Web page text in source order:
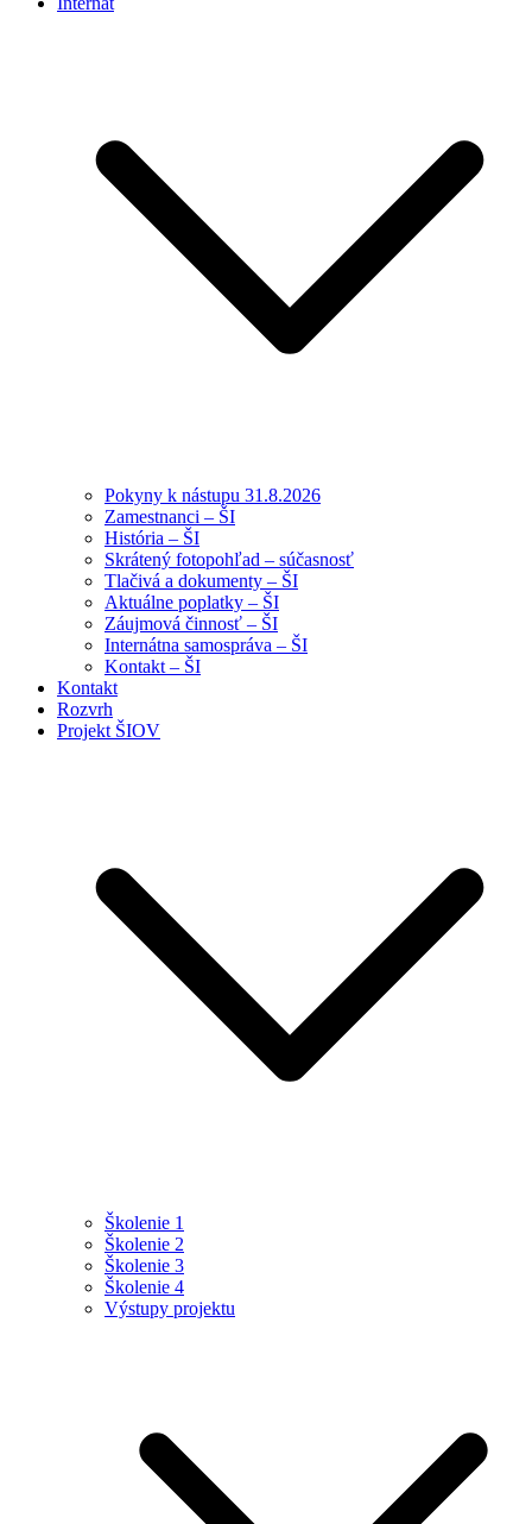
Pokyny k nástupu 31.8.2026
Zamestnanci – ŠI
História – ŠI
Skrátený fotopohľad – súčasnosť
Tlačivá a dokumenty – ŠI
Aktuálne poplatky – ŠI
Záujmová činnosť – ŠI
Internátna samospráva – ŠI
Kontakt – ŠI
Kontakt
Rozvrh
Projekt ŠIOV
Školenie 1
Školenie 2
Školenie 3
Školenie 4
Výstupy projektu